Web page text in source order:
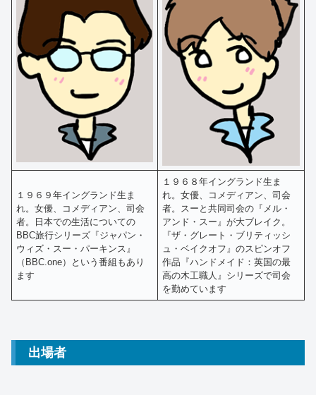
１９６９年イングランド生ま
れ。女優、コメディアン、司会
者。日本での生活についての
BBC旅行シリーズ『ジャパン・
ウィズ・スー・パーキンス』
（BBC.one）という番組もあり
ます
１９６８年イングランド生ま
れ。女優、コメディアン、司会
者。スーと共同司会の『メル・
アンド・スー』が大ブレイク。
『ザ・グレート・ブリティッシ
ュ・ベイクオフ』のスピンオフ
作品『ハンドメイド：英国の最
高の木工職人』シリーズで司会
を勤めています
出場者